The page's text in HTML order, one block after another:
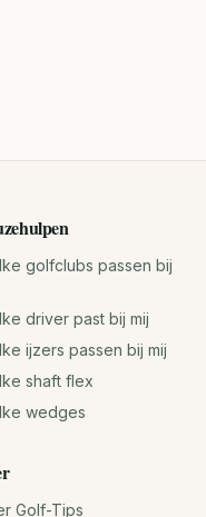
golfclubs passen bij
driver past bij mij
ijzers passen bij mij
shaft flex
wedges
Golf-Tips